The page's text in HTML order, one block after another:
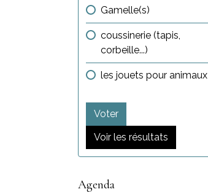
Gamelle(s)
coussinerie (tapis,
corbeille...)
les jouets pour animaux
Voter
Voir les résultats
Agenda